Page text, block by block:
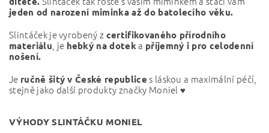
jeden od narození miminka až do batolecího věku.
Slintáček je vyrobený z certifikovaného přírodního
materiálu , je hebký na doteka příjemný i pro celodenní
nošení.
Je ručně šitý v České republice s láskou a maximální péčí,
stejně jako další produkty značky Moniel ♥
VÝHODY SLINTÁČKU MONIEL